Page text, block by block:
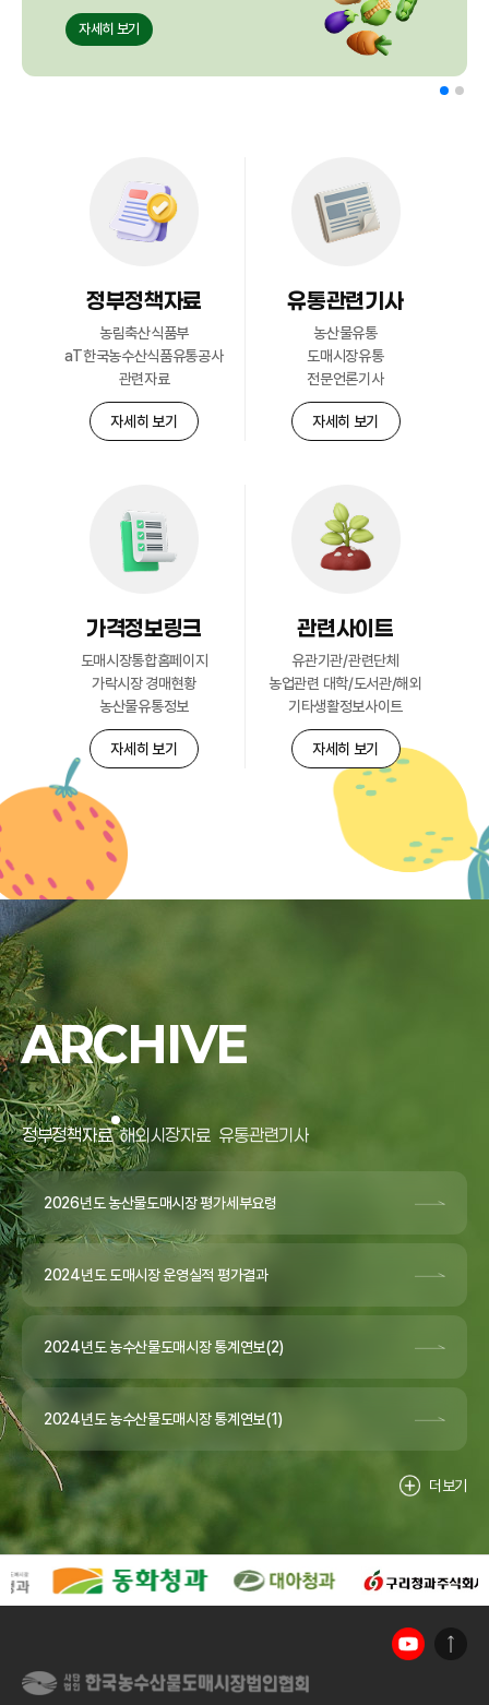
자세히 보기
자세히 보기
회원현황
자세히 보기
정부정책자료
농림축산식품부
aT한국농수산식품유통공사
관련자료
자세히 보기
유통관련기사
농산물유통
도매시장유통
전문언론기사
자세히 보기
가격정보링크
도매시장통합홈페이지
가락시장 경매현황
농산물유통정보
자세히 보기
관련사이트
유관기관/관련단체
농업관련 대학/도서관/해외
기타생활정보사이트
자세히 보기
ARCHIVE
정부정책자료 해외시장자료 유통관련기사
2026년도 농산물도매시장 평가세부요령
2024년도 도매시장 운영실적 평가결과
2024년도 농수산물도매시장 통계연보(2)
2024년도 농수산물도매시장 통계연보(1)
더보기